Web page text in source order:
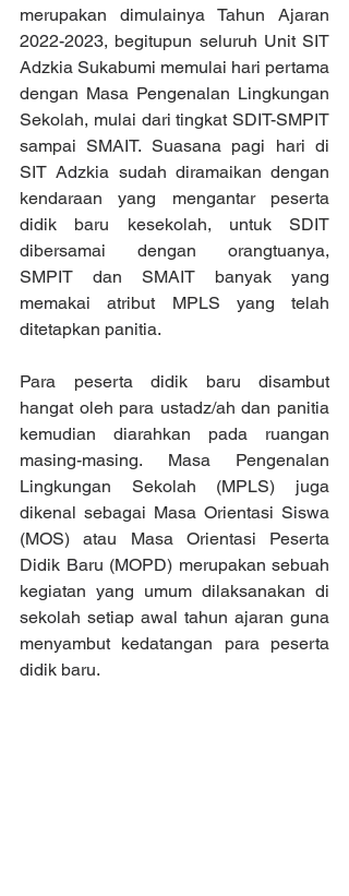
merupakan dimulainya Tahun Ajaran
2022-2023, begitupun seluruh Unit SIT
Adzkia Sukabumi memulai hari pertama
dengan Masa Pengenalan Lingkungan
Sekolah, mulai dari tingkat SDIT-SMPIT
sampai SMAIT. Suasana pagi hari di
SIT Adzkia sudah diramaikan dengan
kendaraan yang mengantar peserta
didik baru kesekolah, untuk SDIT
dibersamai dengan orangtuanya,
SMPIT dan SMAIT banyak yang
memakai atribut MPLS yang telah
ditetapkan panitia.
Para peserta didik baru disambut
hangat oleh para ustadz/ah dan panitia
kemudian diarahkan pada ruangan
masing-masing. Masa Pengenalan
Lingkungan Sekolah (MPLS) juga
dikenal sebagai Masa Orientasi Siswa
(MOS) atau Masa Orientasi Peserta
Didik Baru (MOPD) merupakan sebuah
kegiatan yang umum dilaksanakan di
sekolah setiap awal tahun ajaran guna
menyambut kedatangan para peserta
didik baru.